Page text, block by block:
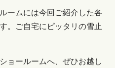
ームには今回ご紹介した各
。ご自宅にピッタリの雪止
ョールームへ、ぜひお越し